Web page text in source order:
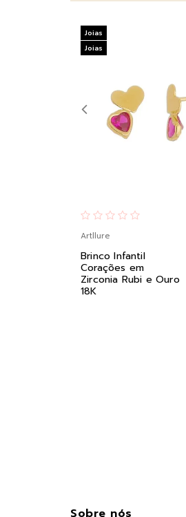
Artllure
Brinco Infantil
Corações em
Zirconia Rubi e Ouro
18K
Joias
Joias
Sobre nós